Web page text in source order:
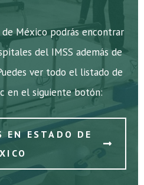
México podrás encontrar
del IMSS además de
ver todo el listado de
en el siguiente botón:
EN ESTADO DE